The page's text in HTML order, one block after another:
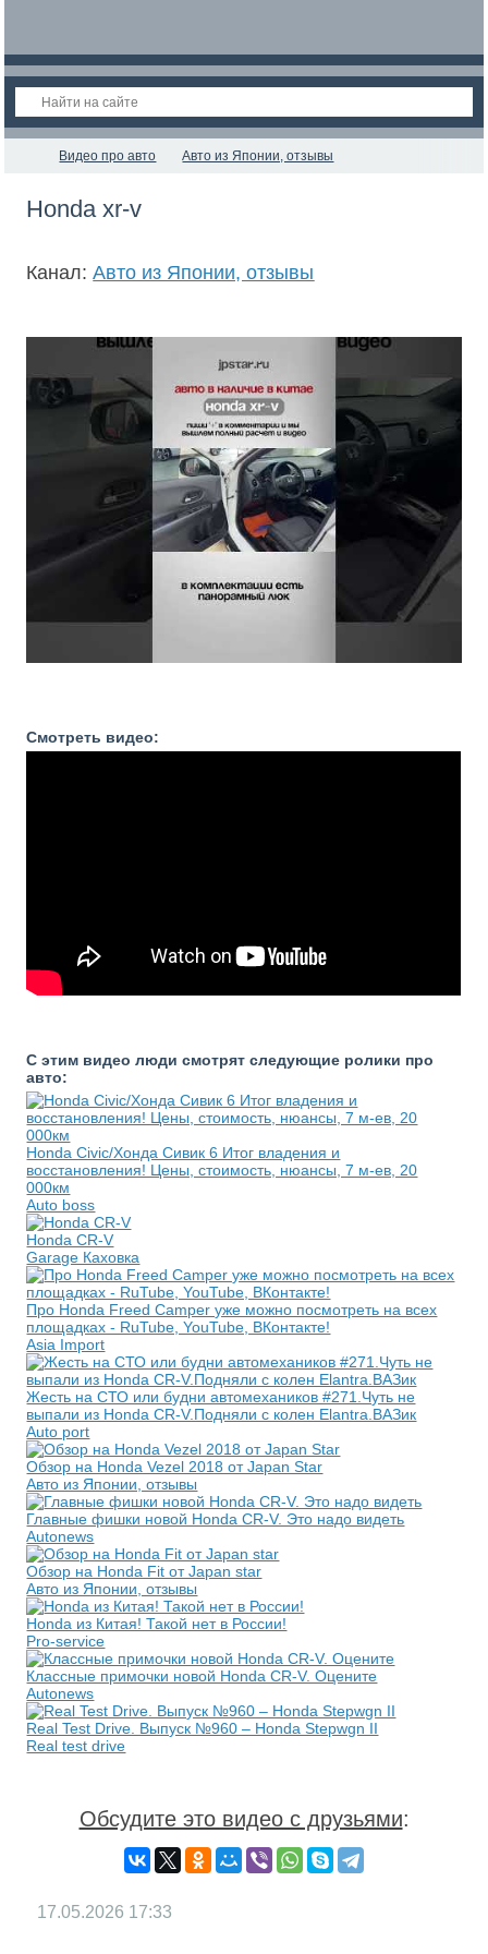
Видео про авто Авто из Японии, отзывы
Honda xr-v
Канал:Авто из Японии, отзывы
Смотреть видео:
С этим видео люди смотрят следующие ролики про
авто:
Honda Civic/Хонда Сивик 6 Итог владения и
восстановления! Цены, стоимость, нюансы, 7 м-ев, 20
000км
Auto boss
Honda CR-V
Garage Каховка
Про Honda Freed Camper уже можно посмотреть на всех
площадках - RuTube, YouTube, ВКонтакте!
Asia Import
Жесть на СТО или будни автомехаников #271.Чуть не
выпали из Honda CR-V.Подняли с колен Elantra.ВАЗик
Auto port
Обзор на Honda Vezel 2018 от Japan Star
Авто из Японии, отзывы
Главные фишки новой Honda CR-V. Это надо видеть
Autonews
Обзор на Honda Fit от Japan star
Авто из Японии, отзывы
Honda из Китая! Такой нет в России!
Pro-service
Классные примочки новой Honda CR-V. Оцените
Autonews
Real Test Drive. Выпуск №960 – Honda Stepwgn II
Real test drive
Обсудите это видео с друзьями:
17.05.2026 17:33